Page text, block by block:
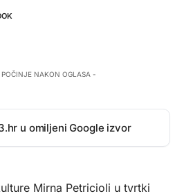
NAKON OGLASA -
u omiljeni Google izvor
Mirna Petricioli u tvrtki